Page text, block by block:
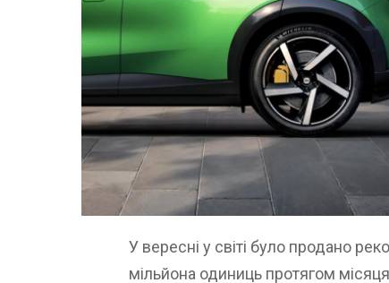
У вересні у світі було продано
мільйона одиниць протягом